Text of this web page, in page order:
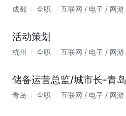
成都 全职 互联网 / 电子 / 网游
活动策划
杭州 全职 互联网 / 电子 / 网游
储备运营总监/城市长-青岛
青岛 全职 互联网 / 电子 / 网游